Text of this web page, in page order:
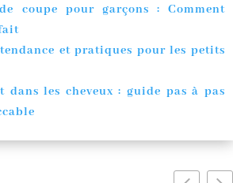
coupe pour garçons : Comment
tendance et pratiques pour les petits
les cheveux : guide pas à pas